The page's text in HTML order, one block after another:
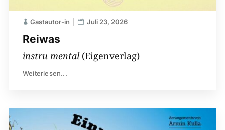
Reiwas
Gastautor-in Juli 23, 2026
instru mental(Eigenverlag)
Weiterlesen...